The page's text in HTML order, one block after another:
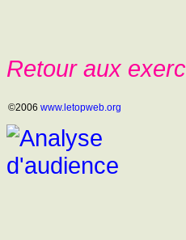
Retour aux
©2006 www.letopweb.org